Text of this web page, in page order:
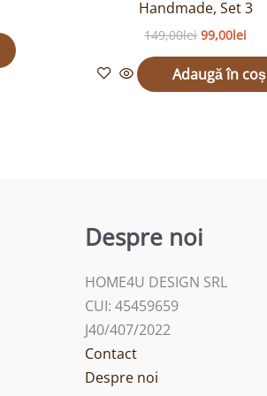
Handmade, Set 3
149,00lei 99,00lei
Adaugă în coș
Despre noi
HOME4U DESIGN SRL
CUI: 45459659
J40/407/2022
Contact
Despre noi